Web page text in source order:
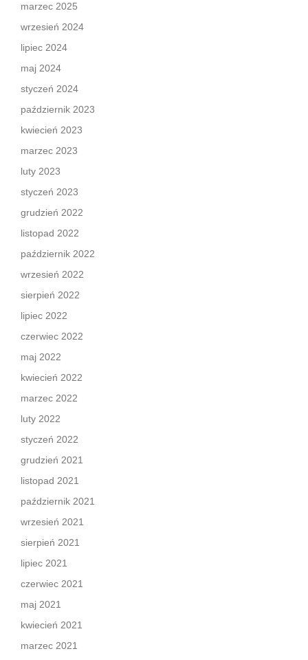
marzec 2025
wrzesień 2024
lipiec 2024
maj 2024
styczeń 2024
październik 2023
kwiecień 2023
marzec 2023
luty 2023
styczeń 2023
grudzień 2022
listopad 2022
październik 2022
wrzesień 2022
sierpień 2022
lipiec 2022
czerwiec 2022
maj 2022
kwiecień 2022
marzec 2022
luty 2022
styczeń 2022
grudzień 2021
listopad 2021
październik 2021
wrzesień 2021
sierpień 2021
lipiec 2021
czerwiec 2021
maj 2021
kwiecień 2021
marzec 2021